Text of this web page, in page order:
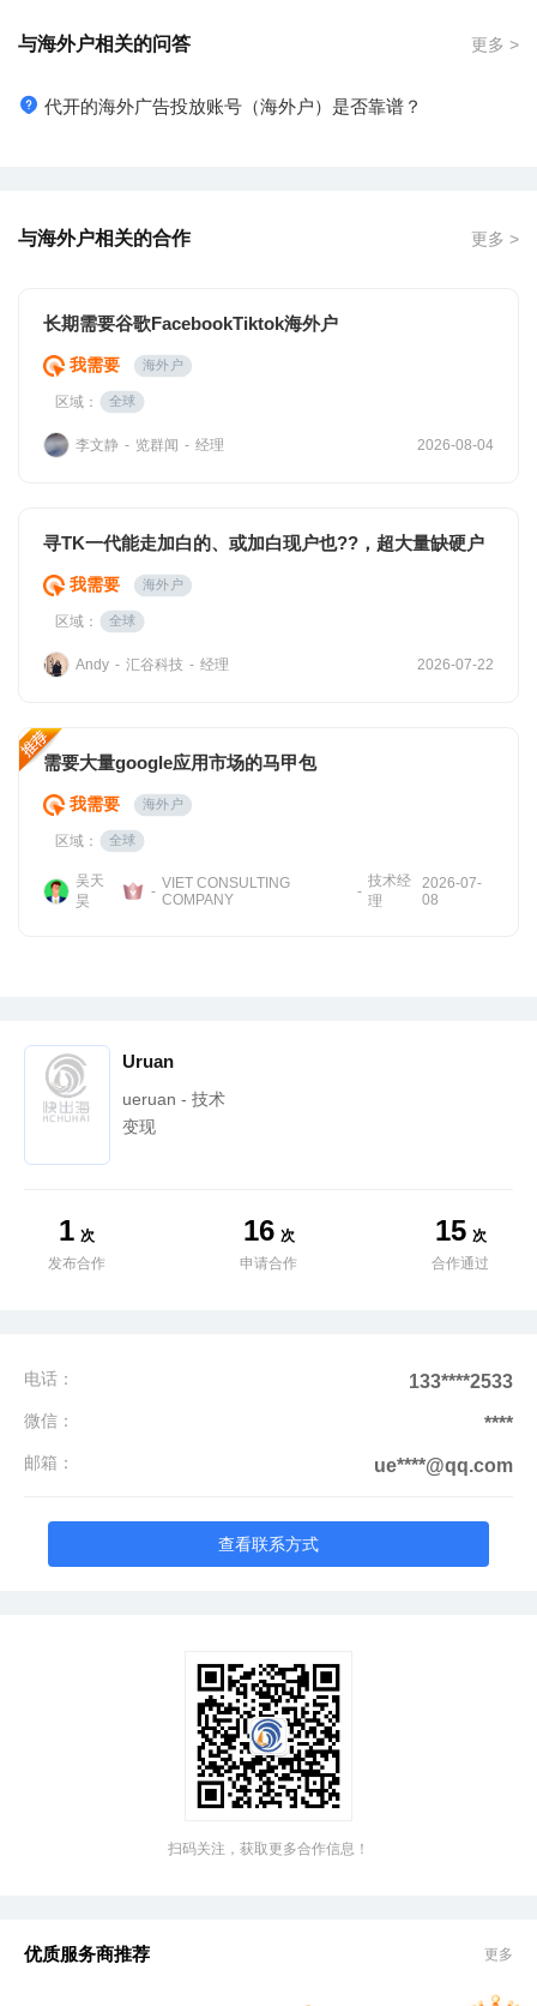
与海外户相关的问答 更多 >
代开的海外广告投放账号（海外户）是否靠谱？
与海外户相关的合作 更多 >
长期需要谷歌FacebookTiktok海外户
我需要 海外户
区域： 全球
李文静 - 览群闻 - 经理 2026-08-04
寻TK一代能走加白的、或加白现户也??，超大量缺硬户
我需要 海外户
区域： 全球
Andy - 汇谷科技 - 经理 2026-07-22
需要大量google应用市场的马甲包
我需要 海外户
区域： 全球
吴天
昊
- VIET CONSULTING
COMPANY
-
技术经
理
2026-07-
08
Uruan
ueruan - 技术
变现
1 次
发布合作
16 次
申请合作
15 次
合作通过
电话： 133****2533
微信： ****
邮箱： ue****@qq.com
查看联系方式
扫码关注，获取更多合作信息！
优质服务商推荐 更多